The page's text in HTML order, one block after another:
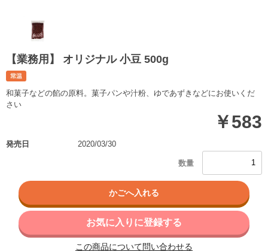
【業務用】 オリジナル 小豆 500g
和菓子などの餡の原料。菓子パンや汁粉、ゆであずきなどにお使いくだ
さい
￥583
発売日 2020/03/30
お気に入りに登録する
この商品について問い合わせる